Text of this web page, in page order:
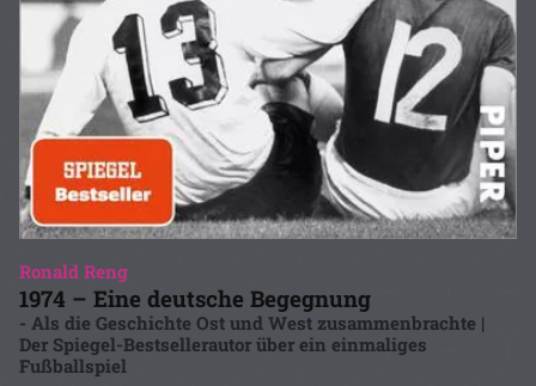
Ronald Reng
1974 – Eine deutsche Begegnung
- Als die Geschichte Ost und West zusammenbrachte |
Der Spiegel-Bestsellerautor über ein einmaliges
Fußballspiel